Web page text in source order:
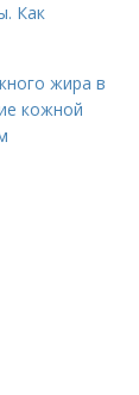
Как
жира в
кожной